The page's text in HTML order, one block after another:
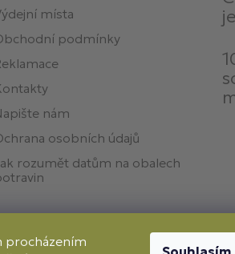
procházením
místa
podmínky
nám
osobních údajů
rozumět datům na obalech